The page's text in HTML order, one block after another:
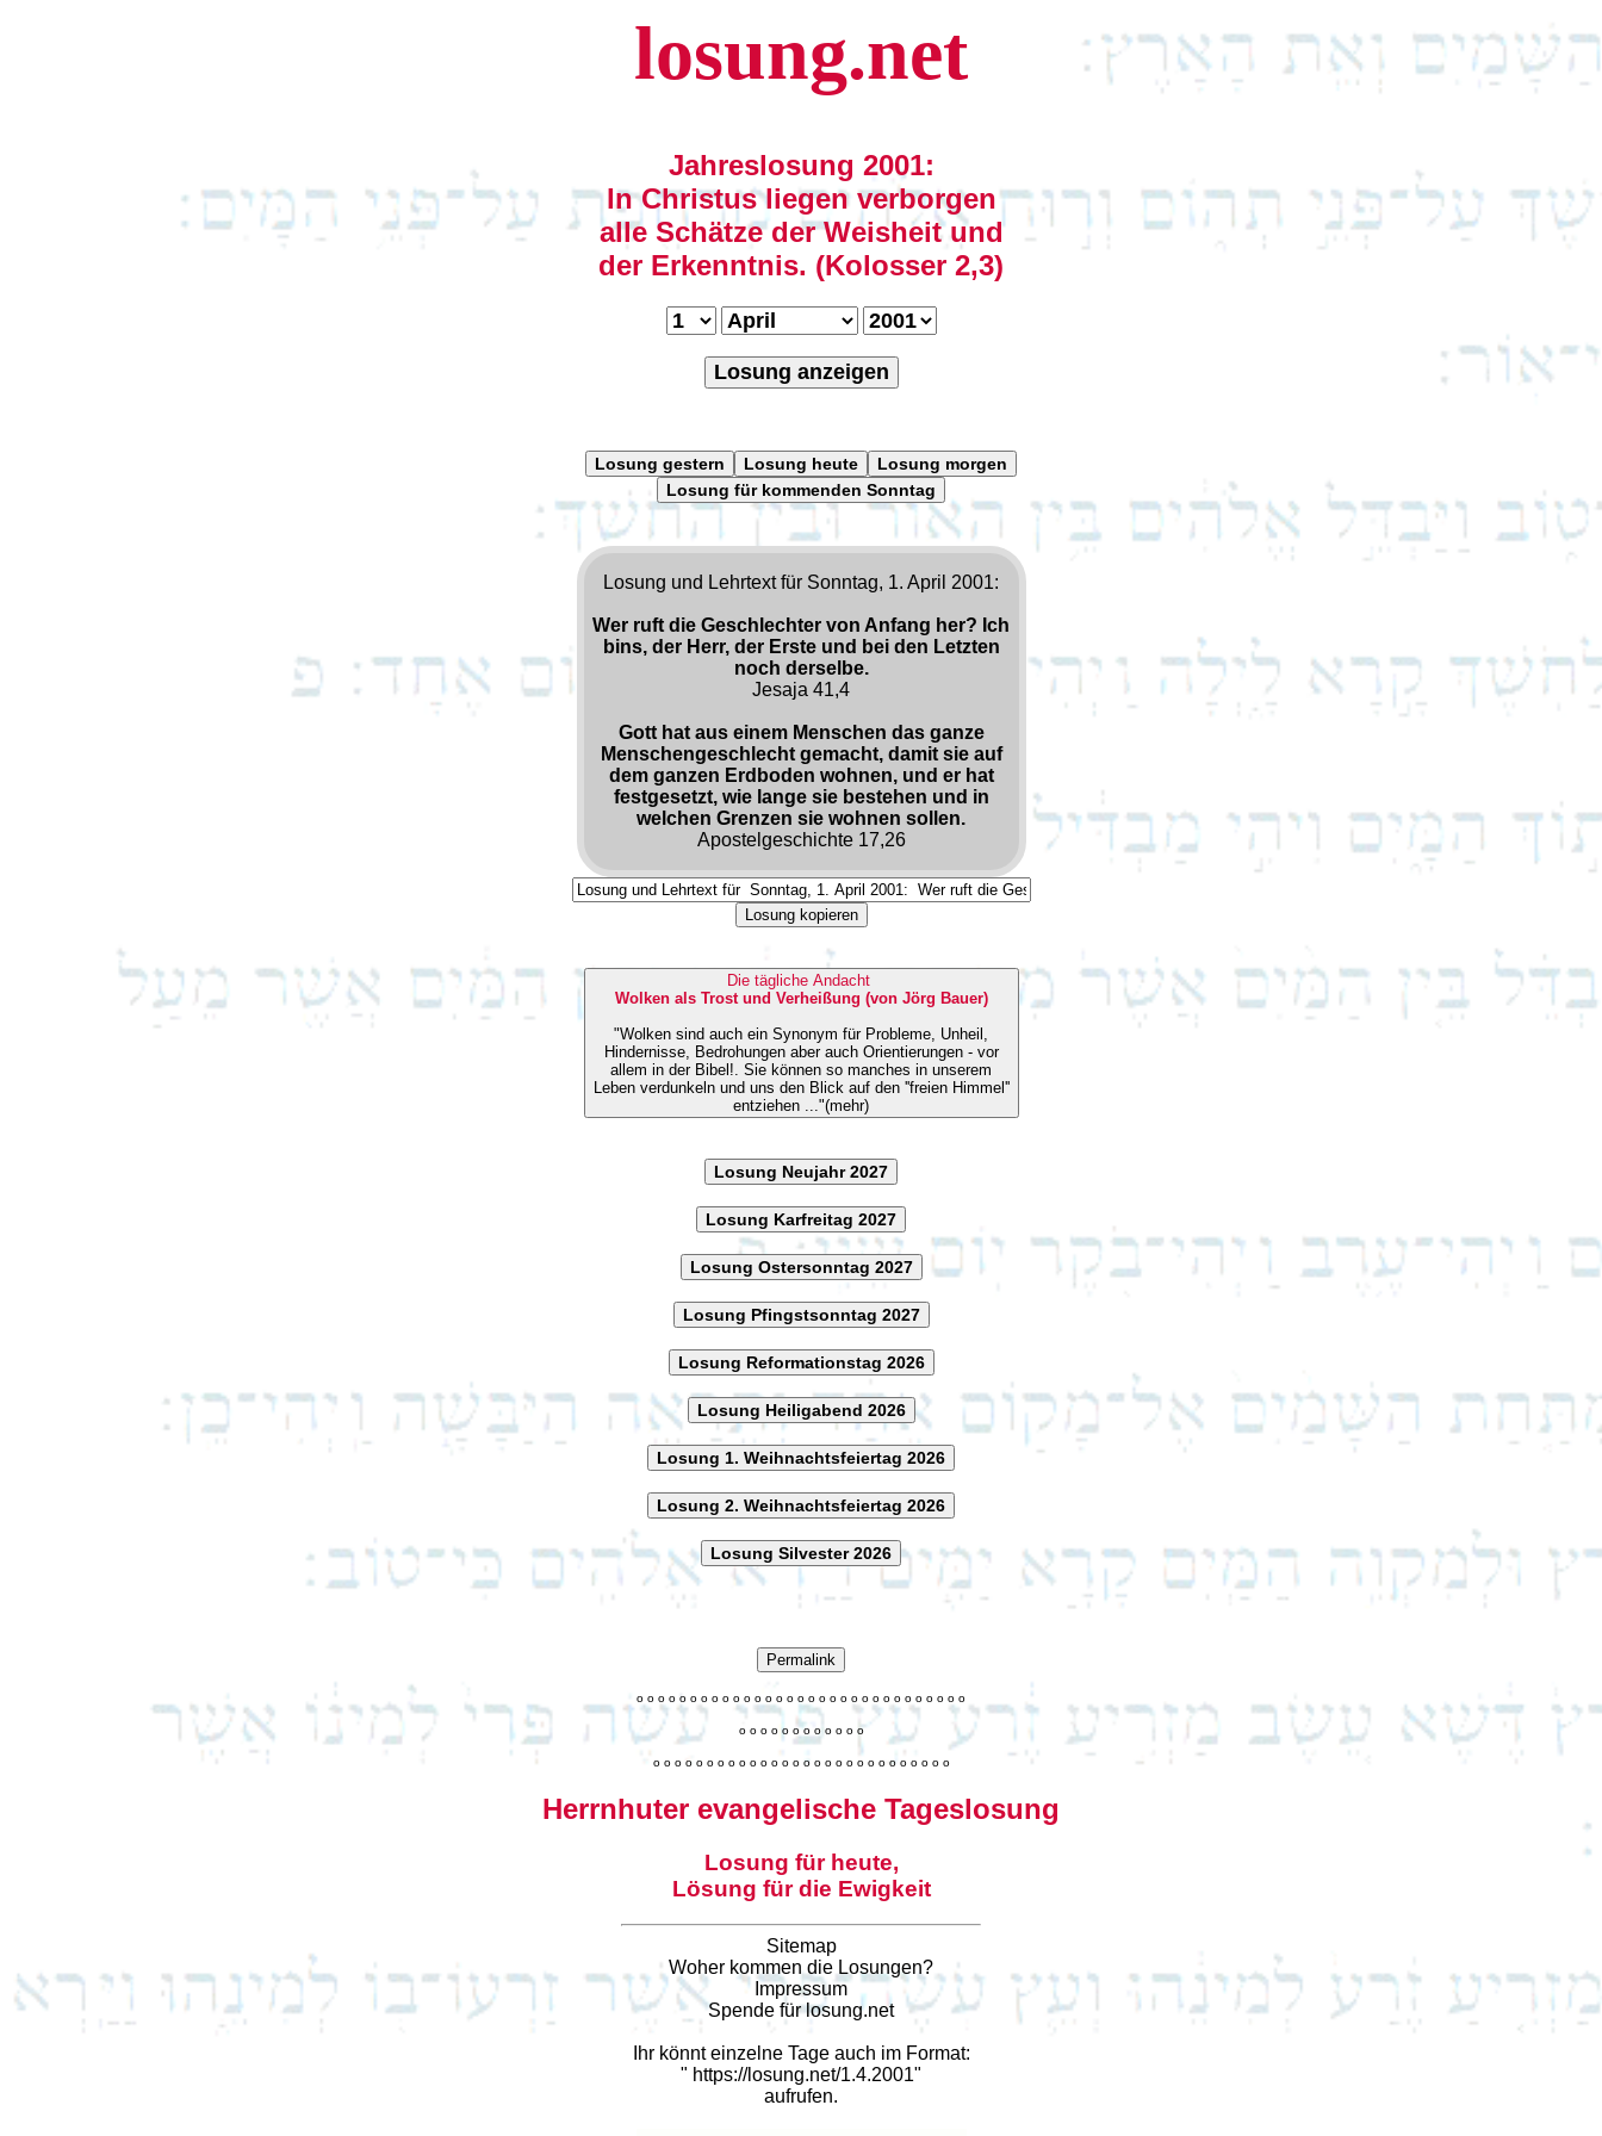
losung.net
Jahreslosung 2001:
In Christus liegen verborgen
alle Schätze der Weisheit und
der Erkenntnis. (Kolosser 2,3)
Losung anzeigen
Losung gestern Losung heute
Losung morgen
Losung für kommenden Sonntag
Losung und Lehrtext für Sonntag, 1. April 2001:
Wer ruft die Geschlechter von Anfang her? Ich
bins, der Herr, der Erste und bei den Letzten
noch derselbe.
Jesaja 41,4
Gott hat aus einem Menschen das ganze
Menschengeschlecht gemacht, damit sie auf
dem ganzen Erdboden wohnen, und er hat
festgesetzt, wie lange sie bestehen und in
welchen Grenzen sie wohnen sollen.
Apostelgeschichte 17,26
Losung kopieren
Die tägliche Andacht
Wolken als Trost und Verheißung (von Jörg Bauer)
"Wolken sind auch ein Synonym für Probleme, Unheil,
Hindernisse, Bedrohungen aber auch Orientierungen - vor
allem in der Bibel!. Sie können so manches in unserem
Leben verdunkeln und uns den Blick auf den ''freien Himmel''
entziehen ..."(mehr)
Losung Neujahr 2027
Losung Karfreitag 2027
Losung Ostersonntag 2027
Losung Pfingstsonntag 2027
Losung Reformationstag 2026
Losung Heiligabend 2026
Losung 1. Weihnachtsfeiertag 2026
Losung 2. Weihnachtsfeiertag 2026
Losung Silvester 2026
Permalink
o o o o o o o o o o o o o o o o o o o o o o o o o o o o o o o
o o o o o o o o o o o o
o o o o o o o o o o o o o o o o o o o o o o o o o o o o
Herrnhuter evangelische Tageslosung
Losung für heute,
Lösung für die Ewigkeit
Sitemap
Woher kommen die Losungen?
Impressum
Spende für losung.net
Ihr könnt einzelne Tage auch im Format:
" https://losung.net/1.4.2001"
aufrufen.